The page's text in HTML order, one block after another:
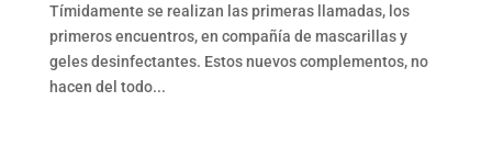
Tímidamente se realizan las primeras llamadas, los
primeros encuentros, en compañía de mascarillas y
geles desinfectantes. Estos nuevos complementos, no
hacen del todo...